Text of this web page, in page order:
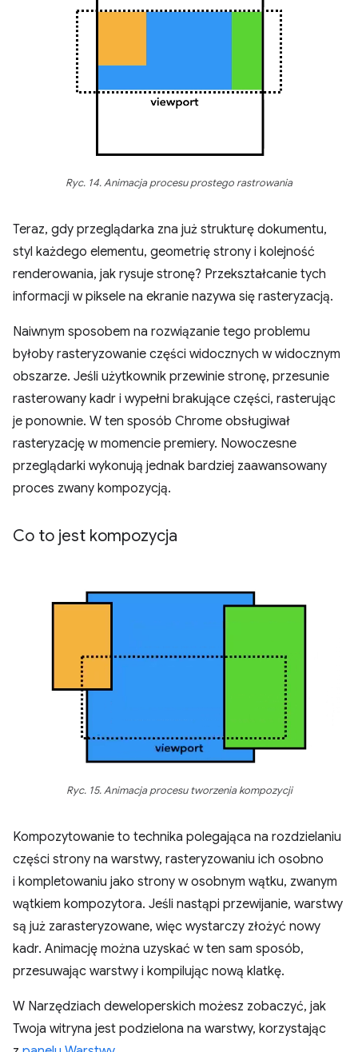
Ryc. 14. Animacja procesu prostego rastrowania
Teraz, gdy przeglądarka zna już strukturę dokumentu,
styl każdego elementu, geometrię strony i kolejność
renderowania, jak rysuje stronę? Przekształcanie tych
informacji w piksele na ekranie nazywa się rasteryzacją.
Naiwnym sposobem na rozwiązanie tego problemu
byłoby rasteryzowanie części widocznych w widocznym
obszarze. Jeśli użytkownik przewinie stronę, przesunie
rasterowany kadr i wypełni brakujące części, rasterując
je ponownie. W ten sposób Chrome obsługiwał
rasteryzację w momencie premiery. Nowoczesne
przeglądarki wykonują jednak bardziej zaawansowany
proces zwany kompozycją.
Co to jest kompozycja
Ryc. 15. Animacja procesu tworzenia kompozycji
Kompozytowanie to technika polegająca na rozdzielaniu
części strony na warstwy, rasteryzowaniu ich osobno
i kompletowaniu jako strony w osobnym wątku, zwanym
wątkiem kompozytora. Jeśli nastąpi przewijanie, warstwy
są już zarasteryzowane, więc wystarczy złożyć nowy
kadr. Animację można uzyskać w ten sam sposób,
przesuwając warstwy i kompilując nową klatkę.
W Narzędziach deweloperskich możesz zobaczyć, jak
Twoja witryna jest podzielona na warstwy, korzystając